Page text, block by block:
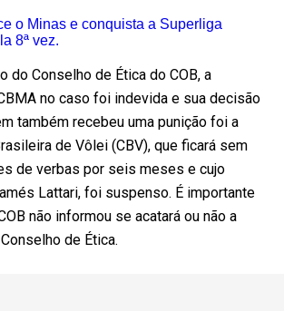
o Minas e conquista a Superliga
8ª vez.
do Conselho de Ética do COB, a
no caso foi indevida e sua decisão
também recebeu uma punição foi a
de Vôlei (CBV), que ficará sem
de verbas por seis meses e cujo
Lattari, foi suspenso. É importante
não informou se acatará ou não a
de Ética.